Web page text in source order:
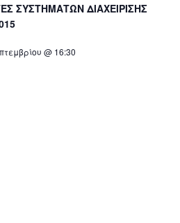
ΣΥΣΤΗΜΑΤΩΝ ΔΙΑΧΕΙΡΙΣΗΣ
@ 16:30